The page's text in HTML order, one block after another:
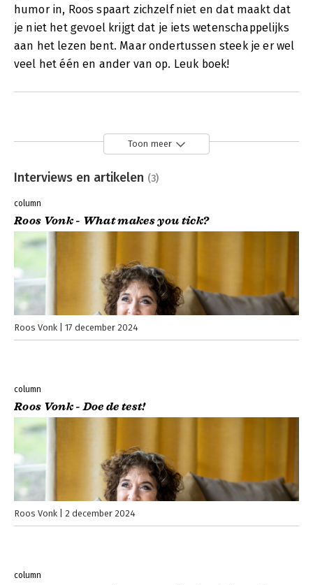
humor in, Roos spaart zichzelf niet en dat maakt dat
je niet het gevoel krijgt dat je iets wetenschappelijks
aan het lezen bent. Maar ondertussen steek je er wel
veel het één en ander van op. Leuk boek!
Toon meer
Interviews en artikelen (3)
column
Roos Vonk - What makes you tick?
Roos Vonk 17 december 2024
column
Roos Vonk - Doe de test!
Roos Vonk 2 december 2024
column